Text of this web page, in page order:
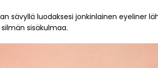
sävyllä luodaksesi jonkinlainen eyeliner
sisäkulmaa.